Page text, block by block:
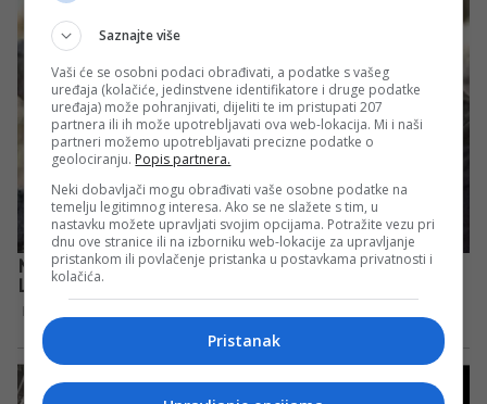
Saznajte više
Vaši će se osobni podaci obrađivati, a podatke s vašeg
uređaja (kolačiće, jedinstvene identifikatore i druge podatke
uređaja) može pohranjivati, dijeliti te im pristupati 207
partnera ili ih može upotrebljavati ova web-lokacija. Mi i naši
partneri možemo upotrebljavati precizne podatke o
geolociranju. Popis partnera.
Neki dobavljači mogu obrađivati vaše osobne podatke na
temelju legitimnog interesa. Ako se ne slažete s tim, u
nastavku možete upravljati svojim opcijama. Potražite vezu pri
dnu ove stranice ili na izborniku web-lokacije za upravljanje
pristankom ili povlačenje pristanka u postavkama privatnosti i
kolačića.
Pristanak